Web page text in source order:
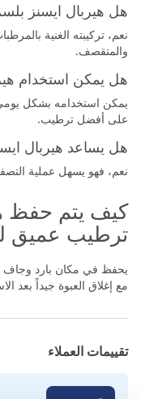
هل هيربال ايسنز
نعم، تركيبته الغنية
والمتقصف.
هل يمكن استخدام
يمكن استخدامه بشكل
على أفضل ترطيب.
هل يساعد هيربال
نعم، فهو يسهل عملية
كيف يتم حفظ
ترطيب عميق
يحفظ في مكان بارد وجاف
مع إغلاق العبوة جيداً بعد
تقييمات العملاء